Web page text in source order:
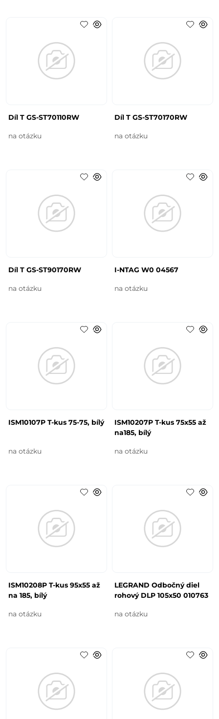
Díl T GS-ST70110RW
na otázku
Díl T GS-ST70170RW
na otázku
Díl T GS-ST90170RW
na otázku
I-NTAG W0 04567
na otázku
ISM10107P T-kus 75-75, bílý
na otázku
ISM10207P T-kus 75x55 až
na185, bílý
na otázku
ISM10208P T-kus 95x55 až
na 185, bílý
na otázku
LEGRAND Odbočný diel
rohový DLP 105x50 010763
na otázku